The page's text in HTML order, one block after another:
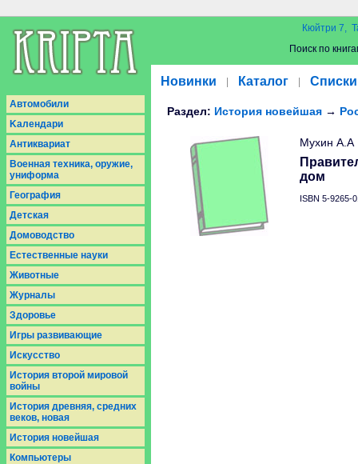
Кюйтри 7,
Поиск по
Новинки Каталог Списки
Aвтомобили
Kалендари
Антиквариат
Военная техника, оружие,
униформа
География
Детская
Домоводство
Естественные науки
Животные
Журналы
Здоровье
Игры развивающие
Искусство
История второй мировой
войны
История древняя, средних
веков, новая
История новейшая
Компьютеры
Раздел: История новейшая →
Мухин А.А
дом
ISBN 5-9265-